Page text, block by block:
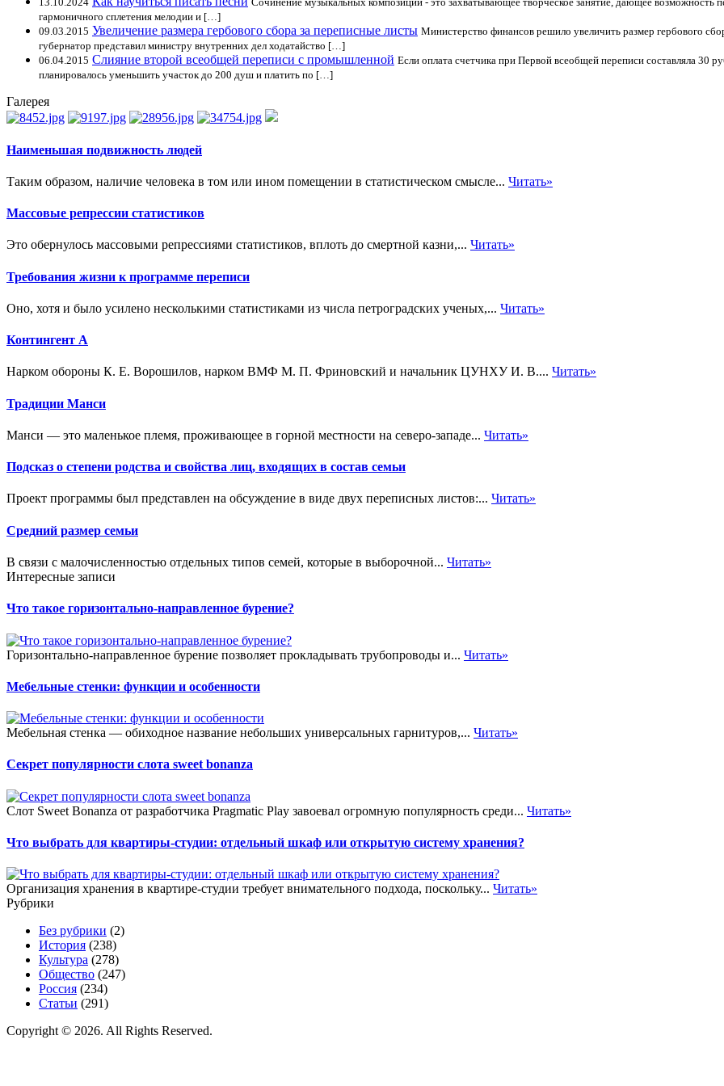
гармоничного сплетения мелодии и […]
09.03.2015 Увеличение размера гербового сбора за переписные листы Министерство финансов решило увеличить размер гербового
губернатор представил министру внутренних дел ходатайство […]
06.04.2015 Слияние второй всеобщей переписи с промышленной Если оплата счетчика при Первой всеобщей переписи составляла 30
планировалось уменьшить участок до 200 душ и платить по […]
Галерея
Наименьшая подвижность людей
Таким образом, наличие человека в том или ином помещении в статистическом смысле... Читать»
Массовые репрессии статистиков
Это обернулось массовыми репрессиями статистиков, вплоть до смертной казни,... Читать»
Требования жизни к программе переписи
Оно, хотя и было усилено несколькими статистиками из числа петроградских ученых,... Читать»
Контингент А
Нарком обороны К. Е. Ворошилов, нарком ВМФ М. П. Фриновский и начальник ЦУНХУ И. В.... Читать»
Традиции Манси
Манси — это маленькое племя, проживающее в горной местности на северо-западе... Читать»
Подсказ о степени родства и свойства лиц, входящих в состав семьи
Проект программы был представлен на обсуждение в виде двух переписных листов:... Читать»
Средний размер семьи
В связи с малочисленностью отдельных типов семей, которые в выборочной... Читать»
Интересные записи
Что такое горизонтально-направленное бурение?
Горизонтально-направленное бурение позволяет прокладывать трубопроводы и... Читать»
Мебельные стенки: функции и особенности
Мебельная стенка — обиходное название небольших универсальных гарнитуров,... Читать»
Секрет популярности слота sweet bonanza
Слот Sweet Bonanza от разработчика Pragmatic Play завоевал огромную популярность среди... Читать»
Что выбрать для квартиры-студии: отдельный шкаф или открытую систему хранения?
Организация хранения в квартире-студии требует внимательного подхода, поскольку... Читать»
Рубрики
Без рубрики (2)
История (238)
Культура (278)
Общество (247)
Россия (234)
Статьи (291)
Copyright © 2026. All Rights Reserved.